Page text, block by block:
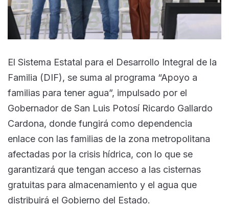
El Sistema Estatal para el Desarrollo Integral de la
Familia (DIF), se suma al programa “Apoyo a
familias para tener agua”, impulsado por el
Gobernador de San Luis Potosí Ricardo Gallardo
Cardona, donde fungirá como dependencia
enlace con las familias de la zona metropolitana
afectadas por la crisis hídrica, con lo que se
garantizará que tengan acceso a las cisternas
gratuitas para almacenamiento y el agua que
distribuirá el Gobierno del Estado.